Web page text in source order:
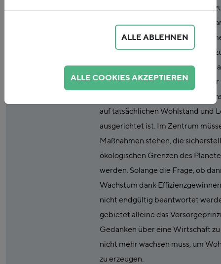
werden politische Ansatzpunkte
Überwindung von
aufgezeigt. Durch staatliche
muss die soziale Marktwirtschaft
ökologisch-sozialen
entwickelt werden, die nicht mehr
auf quantitatives
auf tatsächlichen Wohlstand und
ausgerichtet ist. Im Zentrum
Maßnahmen stehen, die
ökologischen Grenzen des
werden. Solange die Frage, ob
Wachstum dank
nicht endgültig beantwortet
gebietet alleine das
Gedanken über eine Wirtschaft
nicht mehr wachsen muss, um
zu erzeugen.
ALLE ABLEHNEN
ALLE COOKIES AKZEPTIEREN